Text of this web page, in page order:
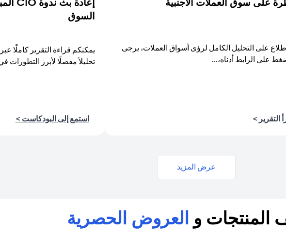
على التحليل الكامل لرؤى أسواق العملات، يرجى
على الرابط أدناه،...
التقرير >
(opens in a new tab)
السوق
يمكنكم قراءة التقرير كاملًا
تحليلاً مفصلًا لأبرز التطورات
استمع إلى البودكاست >
عرض المزيد
المنتجات و العروض الحصرية